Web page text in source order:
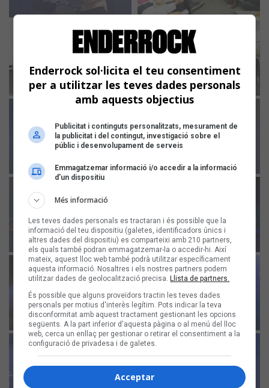
Enderrock sol·licita el teu consentiment
per a utilitzar les teves dades personals
amb aquests objectius
Publicitat i continguts personalitzats, mesurament de
la publicitat i del contingut, investigació sobre el
públic i desenvolupament de serveis
Emmagatzemar informació i/o accedir a la informació
d’un dispositiu
Més informació
Les teves dades personals es tractaran i és possible que la
informació del teu dispositiu (galetes, identificadors únics i
altres dades del dispositiu) es comparteixi amb 210 partners,
els quals també podran emmagatzemar-la o accedir-hi. Així
mateix, aquest lloc web també podrà utilitzar específicament
aquesta informació. Nosaltres i els nostres partners podem
utilitzar dades de geolocalització precisa. Llista de partners.
És possible que alguns proveïdors tractin les teves dades
personals per motius d'interès legítim. Pots indicar la teva
disconformitat amb aquest tractament gestionant les opcions
següents. A la part inferior d'aquesta pàgina o al menú del lloc
web, cerca un enllaç per gestionar o retirar el consentiment a la
configuració de privadesa i de galetes.
Acceptar